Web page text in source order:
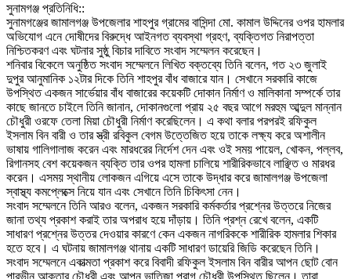
‎সুনামগঞ্জ প্রতিনিধি::
‎সুনামগঞ্জের জামালগঞ্জ উপজেলার শাহপুর গ্রামের বাসিন্দা মো. কামাল উদ্দিনের ওপর হামলার
অভিযোগ এনে দোষীদের বিরুদ্ধে আইনগত ব্যবস্থা গ্রহণ, ব্যক্তিগত নিরাপত্তা
নিশ্চিতকরণ এবং ঘটনার সুষ্ঠু বিচার দাবিতে সংবাদ সম্মেলন করেছেন।
‎শনিবার বিকেলে অনুষ্ঠিত সংবাদ সম্মেলনে লিখিত বক্তব্যে তিনি বলেন, গত ২৩ জুলাই
দুপুর আনুমানিক ১২টার দিকে তিনি শাহপুর বাঁধ বাজারে যান। সেখানে সরকারি কাজে
উপস্থিত একজন সার্ভেয়ার বাঁধ বাজারের কয়েকটি দোকান নির্মাণ ও মালিকানা সম্পর্কে তার
কাছে জানতে চাইলে তিনি জানান, দোকানগুলো প্রায় ২৫ বছর আগে মরহুম আব্দুল মান্নান
চৌধুরী ওরফে তেলা মিয়া চৌধুরী নির্মাণ করেছিলেন। এ কথা বলার পরপরই রফিকুল
ইসলাম বিন বারী ও তার স্ত্রী রবিকুল বেগম উত্তেজিত হয়ে তাকে লক্ষ্য করে অশালীন
ভাষায় গালিগালাজ করেন এবং মারধরের নির্দেশ দেন এবং ওই সময় পায়েল, খোকন, পল্লব,
রিগানসহ বেশ কয়েকজন ব্যক্তি তার ওপর হামলা চালিয়ে শারীরিকভাবে লাঞ্ছিত ও মারধর
করেন। এসময় স্থানীয় লোকজন এগিয়ে এসে তাকে উদ্ধার করে জামালগঞ্জ উপজেলা
স্বাস্থ্য কমপ্লেক্সে নিয়ে যান এবং সেখানে তিনি চিকিৎসা নেন।
‎সংবাদ সম্মেলনে তিনি আরও বলেন, একজন সরকারি কর্মকর্তার প্রশ্নের উত্তরে নিজের
জানা তথ্য প্রকাশ করাই তার অপরাধ হয়ে দাঁড়ায়। তিনি প্রশ্ন রেখে বলেন, একটি
সাধারণ প্রশ্নের উত্তর দেওয়ার কারণে কেন একজন নাগরিককে শারীরিক হামলার শিকার
হতে হবে। এ ঘটনায় জামালগঞ্জ থানায় একটি সাধারণ ডায়েরি জিডি করেছেন তিনি।
‎সংবাদ সম্মেলনে একাত্মতা প্রকাশ করে বিবাদী রফিকুল ইসলাম বিন বারীর আপন ছোট বোন
পারভীন আক্তার চৌধুরী এবং আপন ভাতিজা পরাগ চৌধুরী উপস্থিত ছিলেন। তারা